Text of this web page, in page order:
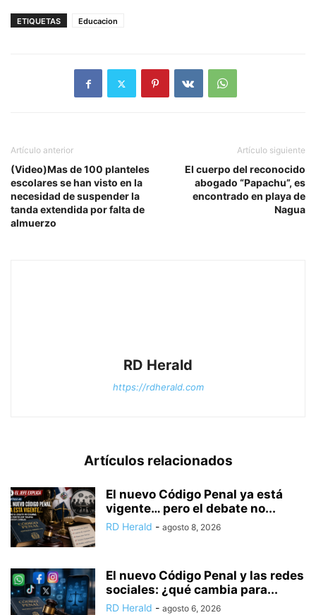
ETIQUETAS Educacion
Artículo anterior
(Video)Mas de 100 planteles
escolares se han visto en la
necesidad de suspender la
tanda extendida por falta de
almuerzo
Artículo siguiente
El cuerpo del reconocido
abogado “Papachu”, es
encontrado en playa de
Nagua
RD Herald
https://rdherald.com
Artículos relacionados
El nuevo Código Penal ya está
vigente… pero el debate no...
RD Herald - agosto 8, 2026
El nuevo Código Penal y las redes
sociales: ¿qué cambia para...
RD Herald - agosto 6, 2026